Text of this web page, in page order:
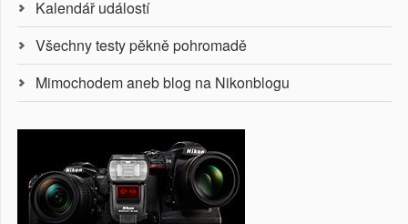
Kalendář událostí
Všechny testy pěkně pohromadě
Mimochodem aneb blog na Nikonblogu